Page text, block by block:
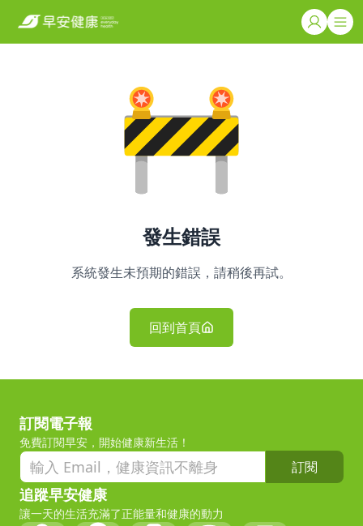
發生錯誤
系統發生未預期的錯誤，請稍後再試。
回到首頁
訂閱電子報
免費訂閱早安，開始健康新生活！
訂閱
追蹤早安健康
讓一天的生活充滿了正能量和健康的動力